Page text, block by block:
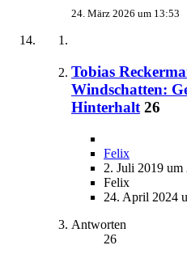
24. März 2026 um 13:53
Tobias
Windschatten:
Hinterhalt 26
Felix
2. Juli 2019 um
Felix
24. April 2024
Antworten
26